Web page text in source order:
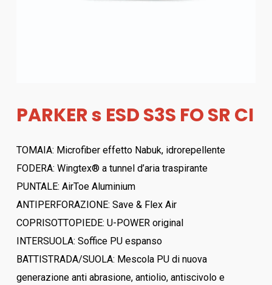
PARKER s ESD S3S FO SR CI
TOMAIA: Microfiber effetto Nabuk, idrorepellente
FODERA: Wingtex® a tunnel d’aria traspirante
PUNTALE: AirToe Aluminium
ANTIPERFORAZIONE: Save & Flex Air
COPRISOTTOPIEDE: U-POWER original
INTERSUOLA: Soffice PU espanso
BATTISTRADA/SUOLA: Mescola PU di nuova
generazione anti abrasione, antiolio, antiscivolo e